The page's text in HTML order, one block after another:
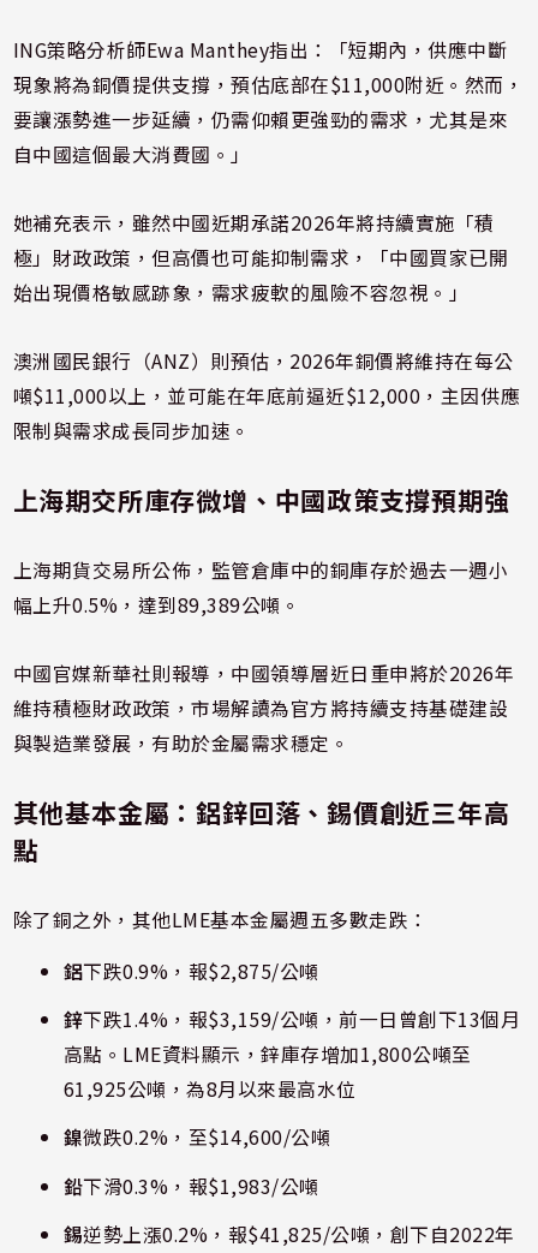
ING策略分析師Ewa Manthey指出：「短期內，供應中斷
現象將為銅價提供支撐，預估底部在$11,000附近。然而，
要讓漲勢進一步延續，仍需仰賴更強勁的需求，尤其是來
自中國這個最大消費國。」
她補充表示，雖然中國近期承諾2026年將持續實施「積
極」財政政策，但高價也可能抑制需求，「中國買家已開
始出現價格敏感跡象，需求疲軟的風險不容忽視。」
澳洲國民銀行（ANZ）則預估，2026年銅價將維持在每公
噸$11,000以上，並可能在年底前逼近$12,000，主因供應
限制與需求成長同步加速。
上海期交所庫存微增、中國政策支撐預期強
上海期貨交易所公佈，監管倉庫中的銅庫存於過去一週小
幅上升0.5%，達到89,389公噸。
中國官媒新華社則報導，中國領導層近日重申將於2026年
維持積極財政政策，市場解讀為官方將持續支持基礎建設
與製造業發展，有助於金屬需求穩定。
其他基本金屬：鋁鋅回落、錫價創近三年高
點
除了銅之外，其他LME基本金屬週五多數走跌：
鋁下跌0.9%，報$2,875/公噸
鋅下跌1.4%，報$3,159/公噸，前一日曾創下13個月
高點。LME資料顯示，鋅庫存增加1,800公噸至
61,925公噸，為8月以來最高水位
鎳微跌0.2%，至$14,600/公噸
鉛下滑0.3%，報$1,983/公噸
錫逆勢上漲0.2%，報$41,825/公噸，創下自2022年